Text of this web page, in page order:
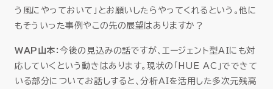
う風にやっておいて」とお願いしたらやってくれるという。他に
もそういった事例やこの先の展望はありますか？
WAP山本：今後の見込みの話ですが、エージェント型AIにも対
応していくという動きはあります。現状の「HUE AC」でできて
いる部分についてお話しすると、分析AIを活用した多次元残高